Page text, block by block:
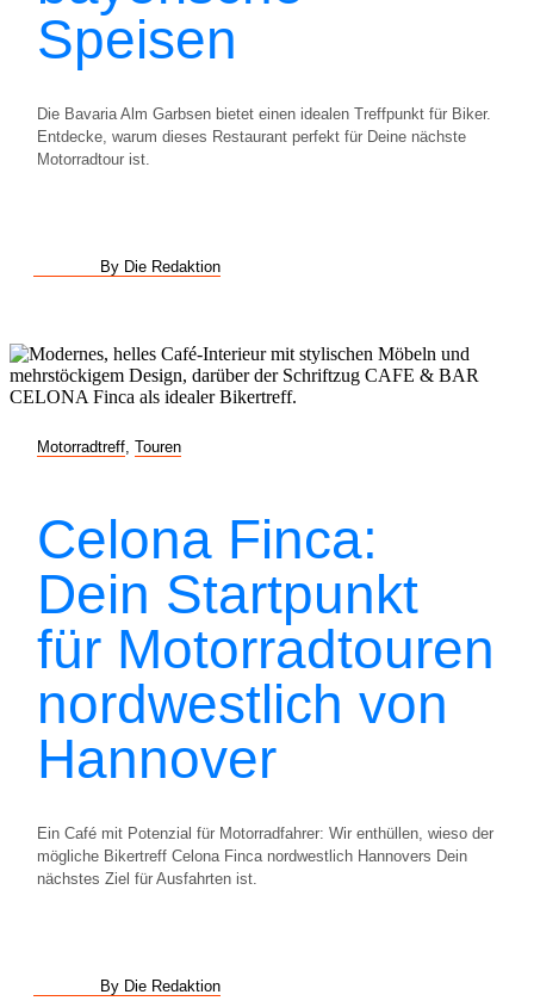
Speisen
Die Bavaria Alm Garbsen bietet einen idealen Treffpunkt für Biker.
Entdecke, warum dieses Restaurant perfekt für Deine nächste
Motorradtour ist.
By Die Redaktion
Motorradtreff Touren
Celona Finca:
Dein Startpunkt
für Motorradtouren
nordwestlich von
Hannover
Ein Café mit Potenzial für Motorradfahrer: Wir enthüllen, wieso der
mögliche Bikertreff Celona Finca nordwestlich Hannovers Dein
nächstes Ziel für Ausfahrten ist.
By Die Redaktion